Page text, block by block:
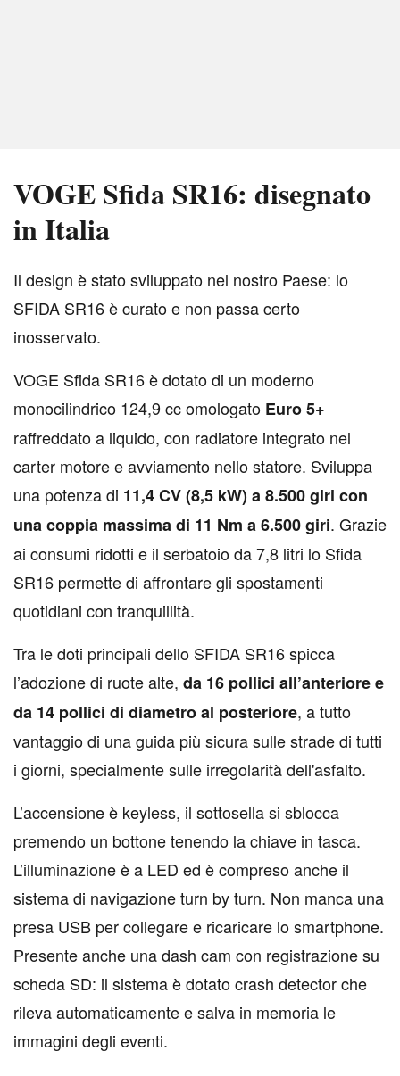
VOGE Sfida SR16: disegnato
in Italia
Il design è stato sviluppato nel nostro Paese: lo
SFIDA SR16 è curato e non passa certo
inosservato.
VOGE Sfida SR16 è dotato di un moderno
monocilindrico 124,9 cc omologato Euro 5+
raffreddato a liquido, con radiatore integrato nel
carter motore e avviamento nello statore. Sviluppa
una potenza di 11,4 CV (8,5 kW) a 8.500 giri con
una coppia massima di 11 Nm a 6.500 giri. Grazie
ai consumi ridotti e il serbatoio da 7,8 litri lo Sfida
SR16 permette di affrontare gli spostamenti
quotidiani con tranquillità.
Tra le doti principali dello SFIDA SR16 spicca
l’adozione di ruote alte, da 16 pollici all’anteriore e
da 14 pollici di diametro al posteriore, a tutto
vantaggio di una guida più sicura sulle strade di tutti
i giorni, specialmente sulle irregolarità dell'asfalto.
L’accensione è keyless, il sottosella si sblocca
premendo un bottone tenendo la chiave in tasca.
L’illuminazione è a LED ed è compreso anche il
sistema di navigazione turn by turn. Non manca una
presa USB per collegare e ricaricare lo smartphone.
Presente anche una dash cam con registrazione su
scheda SD: il sistema è dotato crash detector che
rileva automaticamente e salva in memoria le
immagini degli eventi.